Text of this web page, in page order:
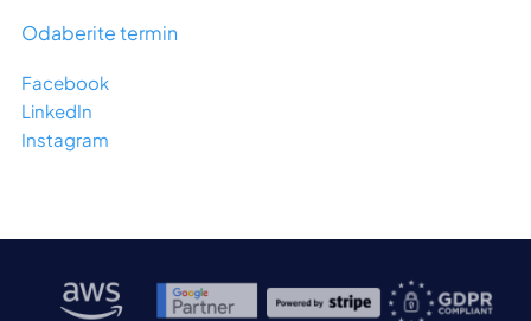
Odaberite termin
Facebook
LinkedIn
Instagram